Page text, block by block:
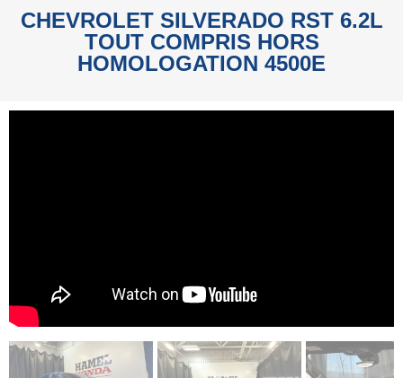
CHEVROLET SILVERADO RST 6.2L
TOUT COMPRIS HORS
HOMOLOGATION 4500E